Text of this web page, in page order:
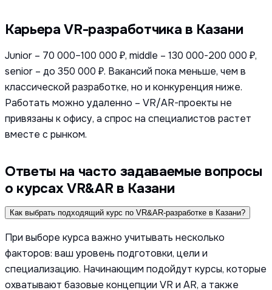
Карьера VR-разработчика в Казани
Junior – 70 000–100 000 ₽, middle – 130 000-200 000 ₽,
senior – до 350 000 ₽. Вакансий пока меньше, чем в
классической разработке, но и конкуренция ниже.
Работать можно удаленно – VR/AR-проекты не
привязаны к офису, а спрос на специалистов растет
вместе с рынком.
Ответы на часто задаваемые вопросы
о курсах VR&AR в Казани
Как выбрать подходящий курс по VR&AR-разработке в Казани?
При выборе курса важно учитывать несколько
факторов: ваш уровень подготовки, цели и
специализацию. Начинающим подойдут курсы, которые
охватывают базовые концепции VR и AR, а также